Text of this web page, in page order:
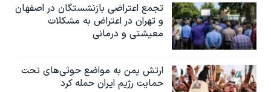
تجمع اعتراضی بازنشستگان در اصفهان
و تهران در اعتراض به مشکلات
معیشتی و درمانی
ارتش یمن به مواضع حوثی‌های تحت
حمایت رژیم ایران حمله کرد